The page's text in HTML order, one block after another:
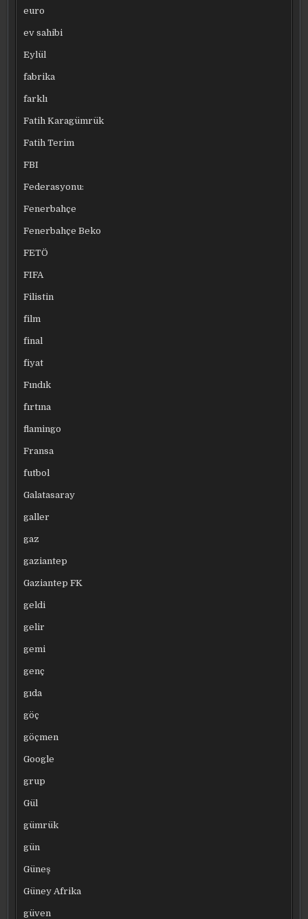
euro
ev sahibi
Eylül
fabrika
farklı
Fatih Karagümrük
Fatih Terim
FBI
Federasyonu:
Fenerbahçe
Fenerbahçe Beko
FETÖ
FIFA
Filistin
film
final
fiyat
Fındık
fırtına
flamingo
Fransa
futbol
Galatasaray
galler
gaz
gaziantep
Gaziantep FK
geldi
gelir
gemi
genç
gıda
göç
göçmen
Google
grup
Gül
gümrük
gün
Güneş
Güney Afrika
güven